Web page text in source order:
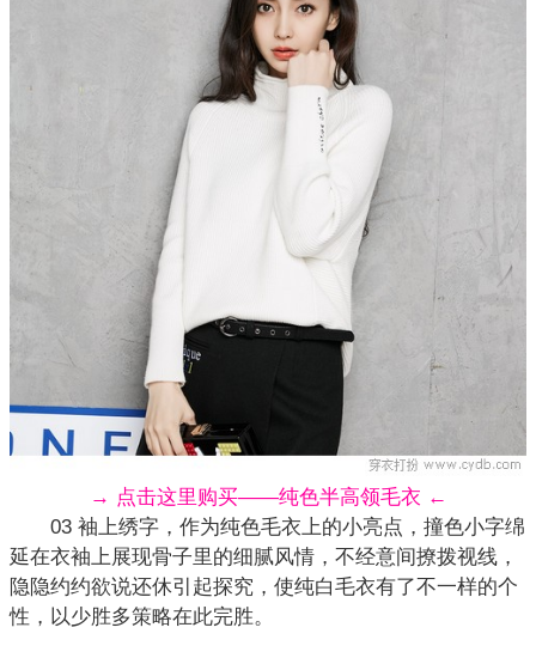
→ 点击这里购买——纯色半高领毛衣 ←
03 袖上绣字，作为纯色毛衣上的小亮点，撞色小字绵
延在衣袖上展现骨子里的细腻风情，不经意间撩拨视线，
隐隐约约欲说还休引起探究，使纯白毛衣有了不一样的个
性，以少胜多策略在此完胜。